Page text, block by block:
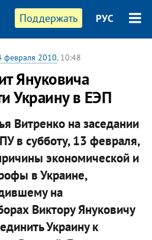
Поддержать РУС
февраля 2010, 10:48
Януковича
Украину в ЕЭП
Витренко на заседании
в субботу, 13 февраля,
экономической и
в Украине,
на
Виктору Януковичу
Украину к